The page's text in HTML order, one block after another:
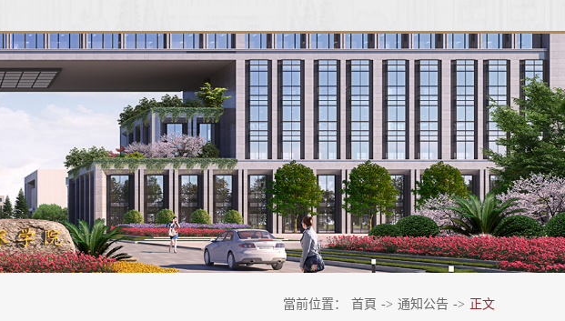
當前位置： 首頁 -> 通知公告 -> 正文